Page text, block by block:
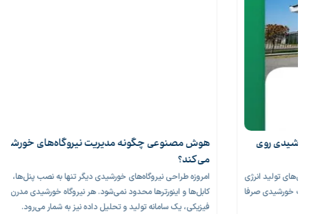
هوش مصنوعی چگونه مدیریت نیروگاه‌های خورشیدی را متحول
امروزه طراحی نیروگاه‌های خورشیدی دیگر تنها به نصب پنل‌ها، سازه‌های فولادی،
کابل‌ها و اینورترها محدود نمی‌شود. هر نیروگاه خورشیدی مدرن در کنار تجهیزات
فیزیکی، یک سامانه تولید و تحلیل داده نیز به شمار می‌رود.